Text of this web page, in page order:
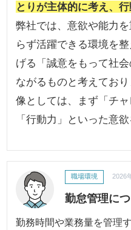
とりが主体的に考え、
弊社では、意欲や能力
らず活躍できる環境を
げる「誠意をもって社
ながるものと考えてお
像としては、まず「チャ
「行動力」といった意
勤怠管理に
職場環境 2026
勤務時間や業務量を管理